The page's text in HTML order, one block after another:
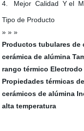
4. Mejor Calidad Y el
Tipo de Producto
» » »
Productos tubulares de
cerámica de alúmina
rango térmico
Propiedades térmicas
cerámicos de alúmina
alta temperatura